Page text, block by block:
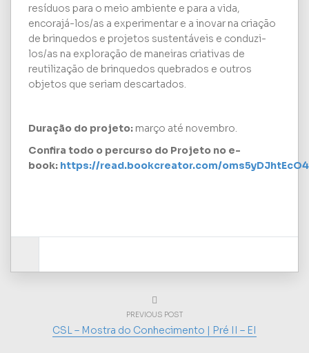
resíduos para o meio ambiente e para a vida,
encorajá-los/as a experimentar e a inovar na criação
de brinquedos e projetos sustentáveis e conduzi-
los/as na exploração de maneiras criativas de
reutilização de brinquedos quebrados e outros
objetos que seriam descartados.
Duração do projeto: março até novembro.
Confira todo o percurso do Projeto no e-
book: https://read.bookcreator.com/
PREVIOUS POST
CSL – Mostra do Conhecimento | Pré II – EI